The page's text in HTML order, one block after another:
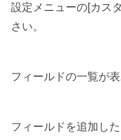
設定メニューの[カス
さい。
フィールドの一覧が表
フィールドを追加し